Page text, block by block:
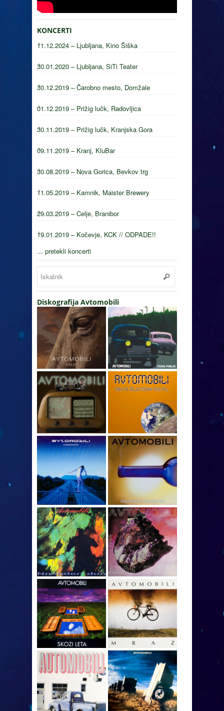
KONCERTI
11.12.2024 – Ljubljana, Kino Šiška
30.01.2020 – Ljubljana, SiTi Teater
30.12.2019 – Čarobno mesto, Domžale
01.12.2019 – Prižig lučk, Radovljica
30.11.2019 – Prižig lučk, Kranjska Gora
09.11.2019 – Kranj, KluBar
30.08.2019 – Nova Gorica, Bevkov trg
11.05.2019 – Kamnik, Maister Brewery
29.03.2019 – Celje, Branibor
19.01.2019 – Kočevje, KCK // ODPADE!!
... pretekli koncerti
Diskografija Avtomobili